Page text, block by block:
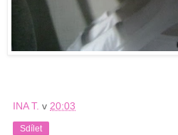
INA T. v 20:03
Sdílet